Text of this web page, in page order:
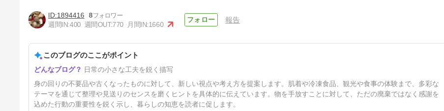
帰省した娘と孫
5日前
1894416
8
週間IN:400 週間OUT:770 月間IN:1660
報告
このブログのここがポイント
日常の小さな工夫を鋭く描写
身の回りの不要品や古くなったものに対して、新しい視点や考え方を提案します。肌着や冷凍食品、観光や食事の体験まで、多彩な
テーマを通じて整理や見送りのセンスを磨くヒントを具体的に伝えています。物を手放すことに対して、ただの廃棄ではなく感謝を
込めた行動の重要性を鋭く示し、暮らしの知恵を読者に促します。